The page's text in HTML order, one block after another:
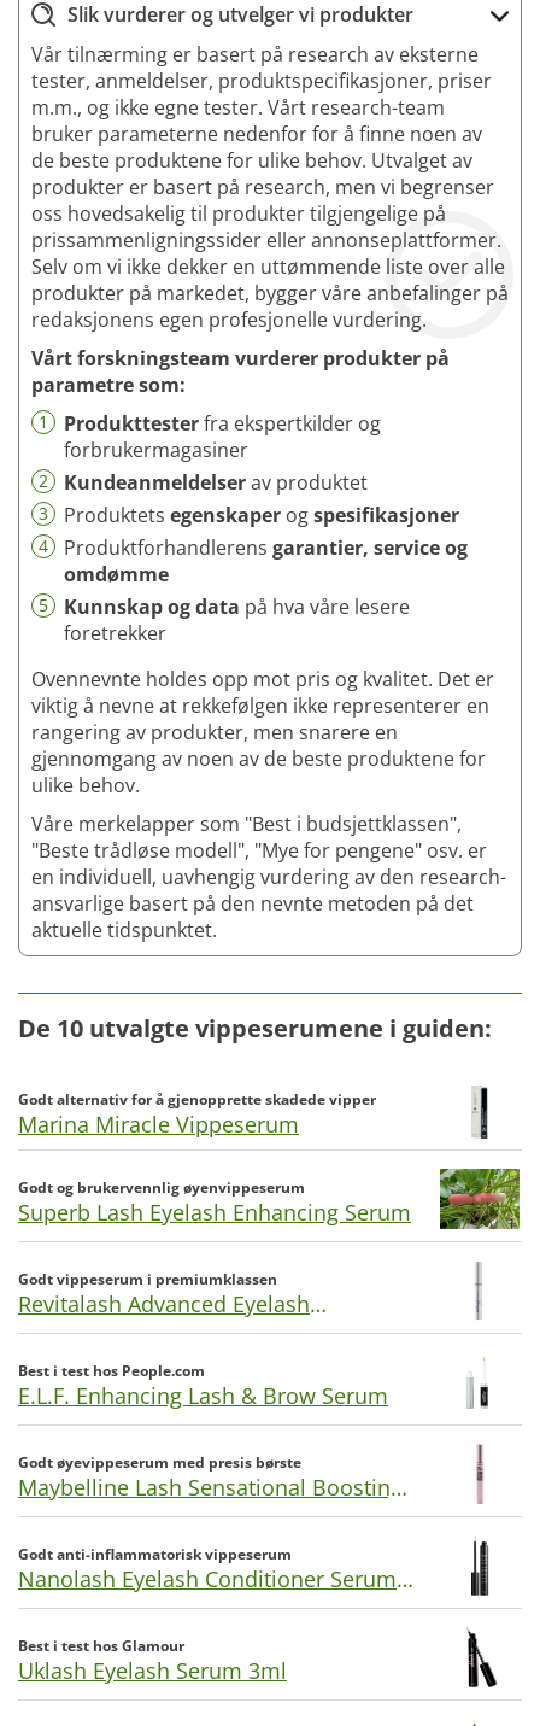
Slik vurderer og utvelger vi produkter
Vår tilnærming er basert på research av eksterne
tester, anmeldelser, produktspecifikasjoner, priser
m.m., og ikke egne tester. Vårt research-team
bruker parameterne nedenfor for å finne noen av
de beste produktene for ulike behov. Utvalget av
produkter er basert på research, men vi begrenser
oss hovedsakelig til produkter tilgjengelige på
prissammenligningssider eller annonseplattformer.
Selv om vi ikke dekker en uttømmende liste over alle
produkter på markedet, bygger våre anbefalinger på
redaksjonens egen profesjonelle vurdering.
Vårt forskningsteam vurderer produkter på
parametre som:
1 Produkttesterfra ekspertkilder og
forbrukermagasiner
2 Kundeanmeldelserav produktet
3 Produktets egenskaper ogspesifikasjoner
4 Produktforhandlerens garantier, service og
omdømme
5 Kunnskap og data på hva våre lesere
foretrekker
Ovennevnte holdes opp mot pris og kvalitet. Det er
viktig å nevne at rekkefølgen ikke representerer en
rangering av produkter, men snarere en
gjennomgang av noen av de beste produktene for
ulike behov.
Våre merkelapper som "Best i budsjettklassen",
"Beste trådløse modell", "Mye for pengene" osv. er
en individuell, uavhengig vurdering av den research-
ansvarlige basert på den nevnte metoden på det
aktuelle tidspunktet.
De 10 utvalgte vippeserumene i guiden:
Godt alternativ for å gjenopprette skadede vipper
Marina Miracle Vippeserum
Godt og brukervennlig øyenvippeserum
Superb Lash Eyelash Enhancing Serum
Godt vippeserum i premiumklassen
Revitalash Advanced Eyelash
Conditioner 3,5ml
Best i test hos People.com
E.L.F. Enhancing Lash & Brow Serum
Godt øyevippeserum med presis børste
Maybelline Lash Sensational Boosting
Serum 5.3ml
Godt anti-inflammatorisk vippeserum
Nanolash Eyelash Conditioner Serum
3ml
Best i test hos Glamour
Uklash Eyelash Serum 3ml